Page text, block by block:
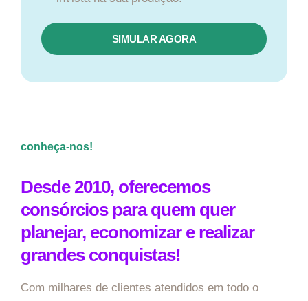
SIMULAR AGORA
conheça-nos!
Desde 2010, oferecemos
consórcios para quem quer
planejar, economizar e realizar
grandes conquistas!
Com milhares de clientes atendidos em todo o